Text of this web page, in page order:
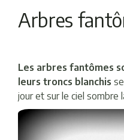
Arbres
Les arbres fantômes
leurs troncs blanchis
jour et sur le ciel sombre